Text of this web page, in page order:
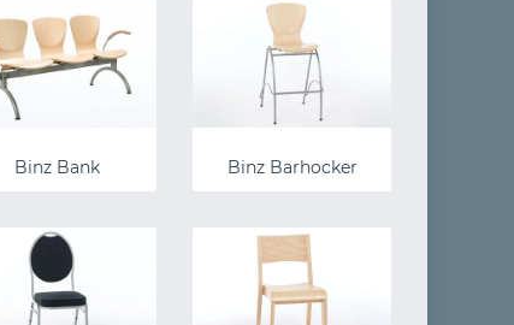
Binz Bank Binz Barhocker